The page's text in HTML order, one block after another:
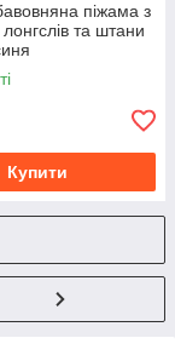
піжама з
та штани
Купити